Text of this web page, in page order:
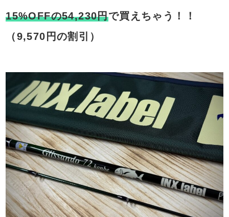
15%OFFの54,230円で買えちゃう！！
（9,570円の割引）